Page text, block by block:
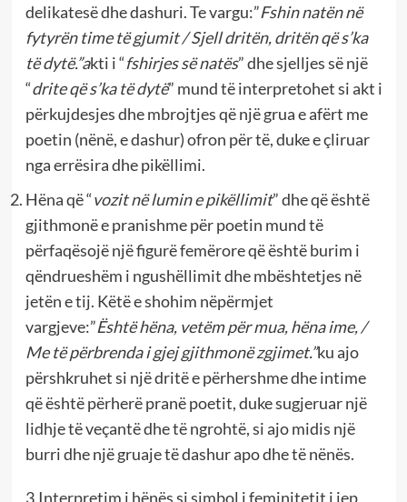
delikatesë dhe dashuri. Te vargu:”Fshin natën në
fytyrën time të gjumit / Sjell dritën, dritën që s’ka
të dytë.”akti i “fshirjes së natës” dhe sjelljes së një
“drite që s’ka të dytë” mund të interpretohet si akt i
përkujdesjes dhe mbrojtjes që një grua e afërt me
poetin (nënë, e dashur) ofron për të, duke e çliruar
nga errësira dhe pikëllimi.
Hëna që “vozit në lumin e pikëllimit” dhe që është
gjithmonë e pranishme për poetin mund të
përfaqësojë një figurë femërore që është burim i
qëndrueshëm i ngushëllimit dhe mbështetjes në
jetën e tij. Këtë e shohim nëpërmjet
vargjeve:”Është hëna, vetëm për mua, hëna ime, /
Me të përbrenda i gjej gjithmonë zgjimet.”ku ajo
përshkruhet si një dritë e përhershme dhe intime
që është përherë pranë poetit, duke sugjeruar një
lidhje të veçantë dhe të ngrohtë, si ajo midis një
burri dhe një gruaje të dashur apo dhe të nënës.
3.Interpretim i hënës si simbol i feminitetit i jep